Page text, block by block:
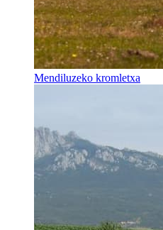
Mendiluzeko kromletxa